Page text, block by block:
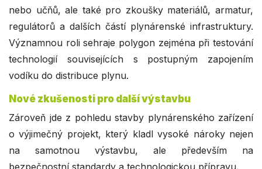
nebo učňů, ale také pro zkoušky materiálů, armatur,
regulátorů a dalších částí plynárenské infrastruktury.
Významnou roli sehraje polygon zejména při testování
technologií souvisejících s postupným zapojením
vodíku do distribuce plynu.
Nové zkušenosti pro další výstavbu
Zároveň jde z pohledu stavby plynárenského zařízení
o výjimečný projekt, který kladl vysoké nároky nejen
na samotnou výstavbu, ale především na
bezpečnostní standardy a technologickou přípravu.